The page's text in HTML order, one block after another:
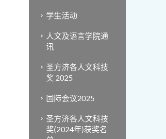
学生活动
人文及语言学院通
讯
圣方济各人文科技
奖 2025
国际会议2025
圣方济各人文科技
奖(2024年)获奖名